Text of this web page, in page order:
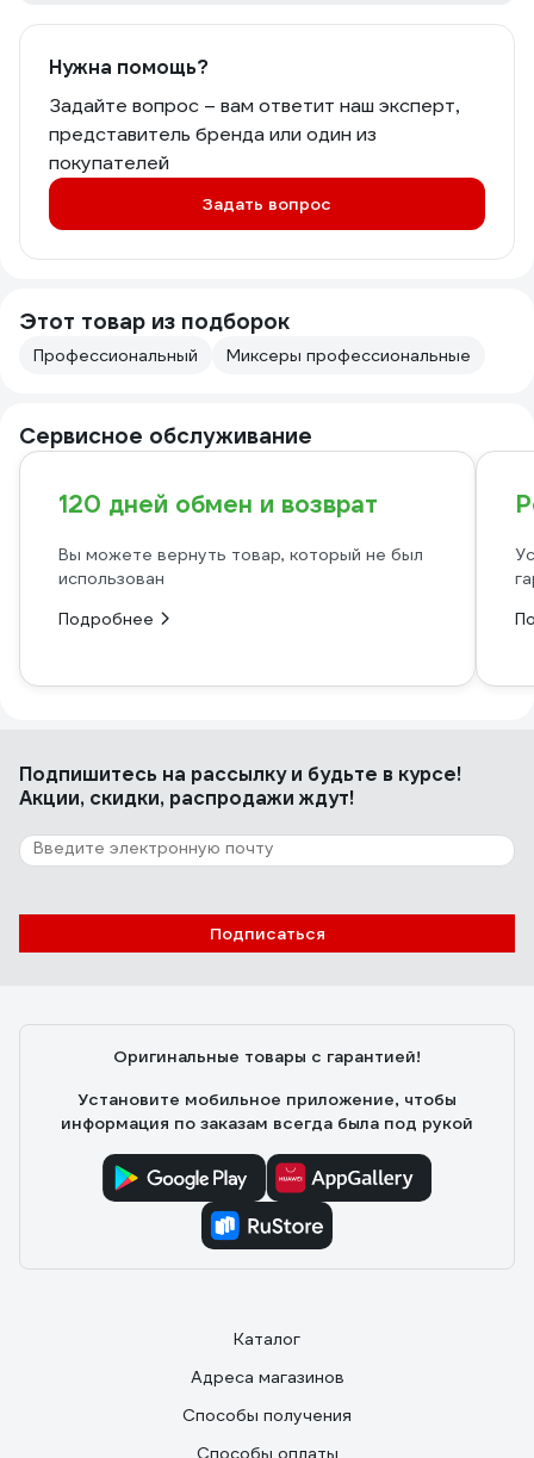
Нужна помощь?
Задайте вопрос – вам ответит наш эксперт,
представитель бренда или один из
покупателей
Задать вопрос
Этот товар из подборок
Профессиональный Миксеры профессиональные
Сервисное обслуживание
120 дней обмен и возврат
Вы можете вернуть товар, который не был
использован
Подробнее
Подпишитесь на рассылкуи будьте в курсе!
Акции, скидки, распродажи ждут!
Подписаться
Оригинальные товары с гарантией!
Установите мобильное приложение, чтобы
информация по заказам всегда была под рукой
Каталог
Адреса магазинов
Способы получения
Способы оплаты